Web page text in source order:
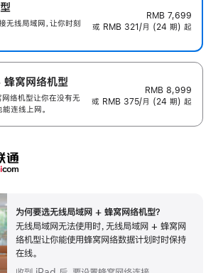
线局域网，让你时刻
RMB 7,699
或 RMB 321/月 (24 期) 起
窝网络机型
络机型让你在没有无
连线上网。
RMB 8,999
或 RMB 375/月 (24 期) 起
为何要选无线局域网 + 蜂窝网络机型？
无线局域网无法使用时，无线局域网 + 蜂窝网
络机型让你能使用蜂窝网络数据计划时时保持
在线。